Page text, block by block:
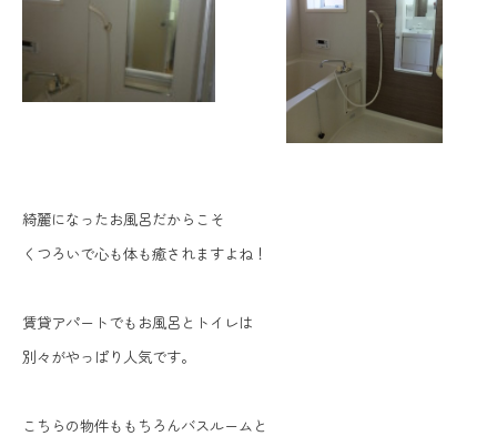
綺麗になったお風呂だからこそ
くつろいで心も体も癒されますよね！
賃貸アパートでもお風呂とトイレは
別々がやっぱり人気です。
こちらの物件ももちろんバスルームと